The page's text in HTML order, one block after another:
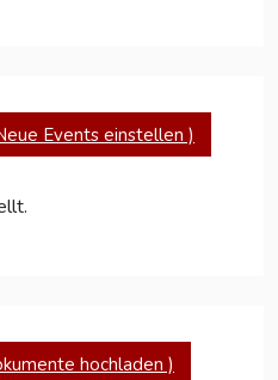
Events einstellen )
hochladen )